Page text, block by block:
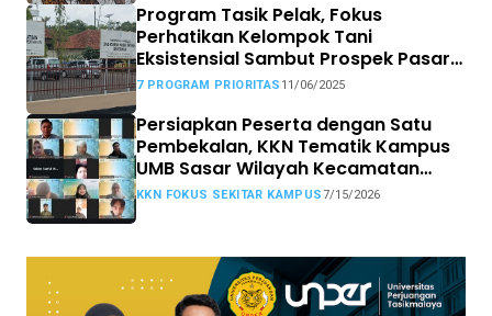
Program Tasik Pelak, Fokus
Perhatikan Kelompok Tani
Eksistensial Sambut Prospek Pasar
MBG
7 PROGRAM PRIORITAS 11/06/2025
Persiapkan Peserta dengan Satu
Pembekalan, KKN Tematik Kampus
UMB Sasar Wilayah Kecamatan
Sekitar Kampus
KKN FOKUS SEKITAR KAMPUS7/15/2026